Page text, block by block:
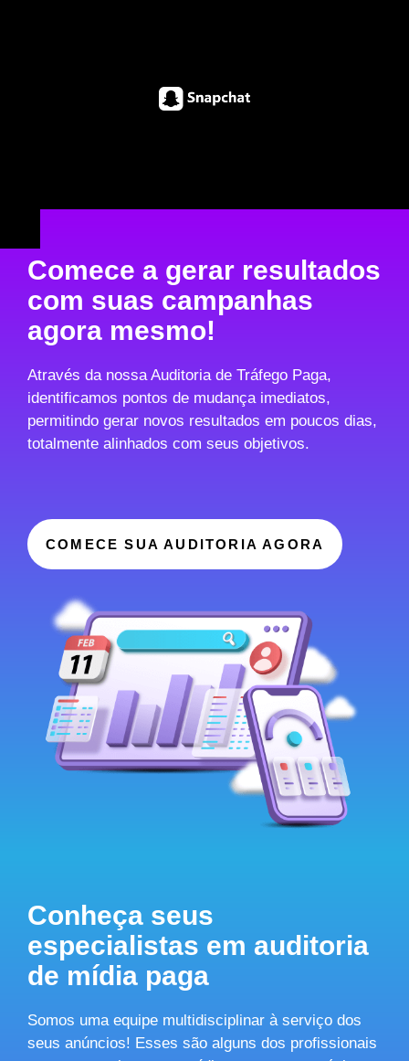
Comece a gerar resultados
com suas campanhas
agora mesmo!
Através da nossa Auditoria de Tráfego Paga,
identificamos pontos de mudança imediatos,
permitindo gerar novos resultados em poucos dias,
totalmente alinhados com seus objetivos.
COMECE SUA AUDITORIA AGORA
Conheça seus
especialistas em auditoria
de mídia paga
Somos uma equipe multidisciplinar à serviço dos
seus anúncios! Esses são alguns dos profissionais